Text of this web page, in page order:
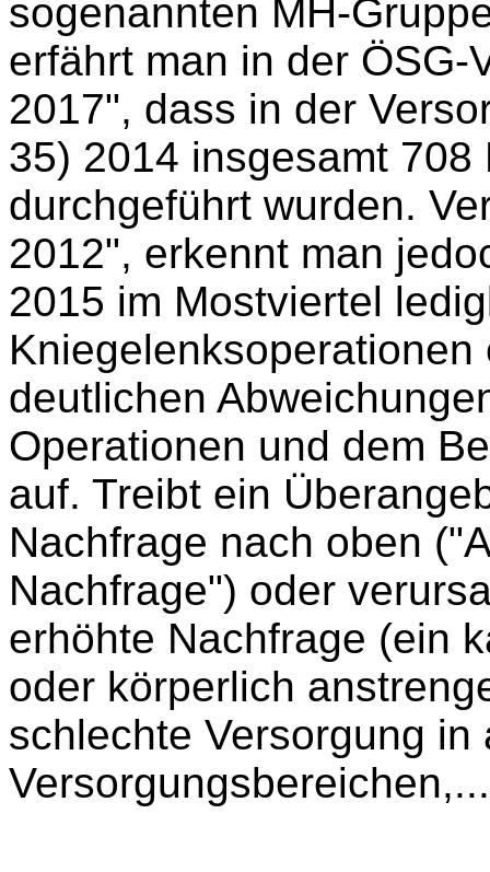
sogenannten MH-
erfährt man in der ÖSG-
2017", dass in der
35) 2014 insgesamt
durchgeführt wurden.
2012", erkennt man
2015 im Mostviertel
deutlichen
Operationen und dem
auf. Treibt ein
Nachfrage nach oben
Nachfrage") oder
erhöhte Nachfrage (ein
oder körperlich
schlechte Versorgung in